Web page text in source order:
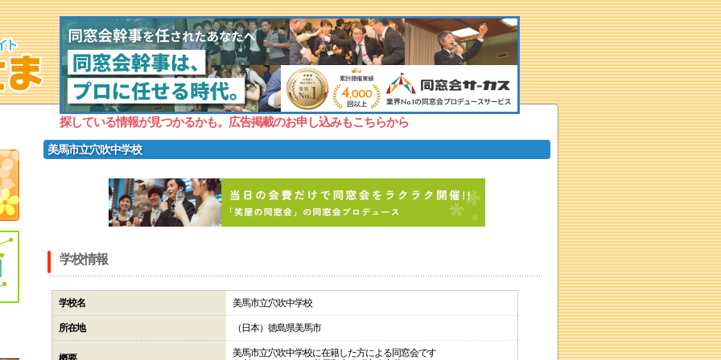
探している情報が見つかるかも。広告掲載のお申し込みもこちらから
美馬市立穴吹中学校
学校情報
学校名 美馬市立穴吹中学校
所在地 （日本）徳島県美馬市
美馬市立穴吹中学校に在籍した方による同窓会です